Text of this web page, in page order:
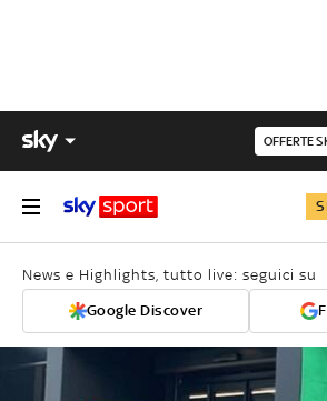
OFFERTE
News e Highlights, tutto live: seguici su
Google Discover